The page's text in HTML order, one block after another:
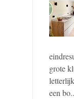
grote
een